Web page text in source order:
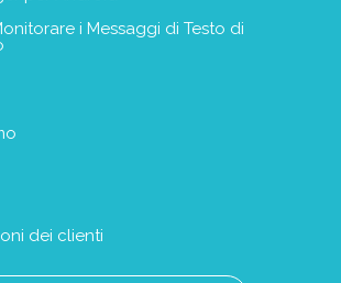
i Messaggi di Testo di
dei clienti